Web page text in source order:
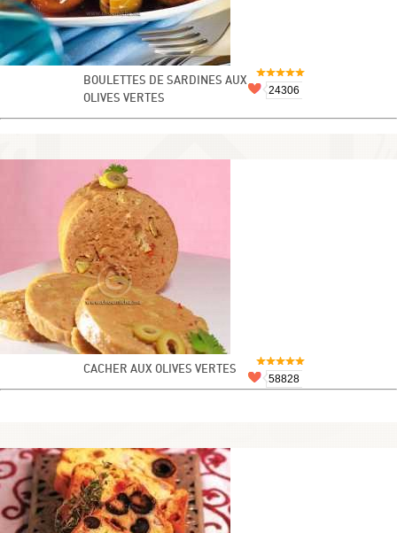
BOULETTES DE SARDINES AUX
OLIVES VERTES
24306
CACHER AUX OLIVES VERTES
58828